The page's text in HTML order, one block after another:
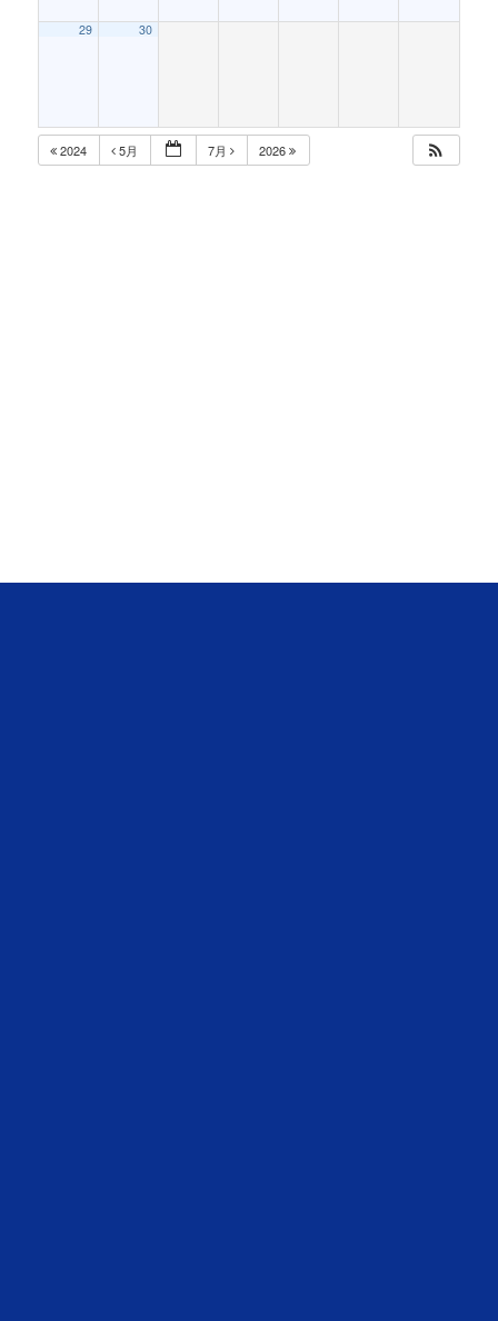
29 30
2024 5月 7月 2026